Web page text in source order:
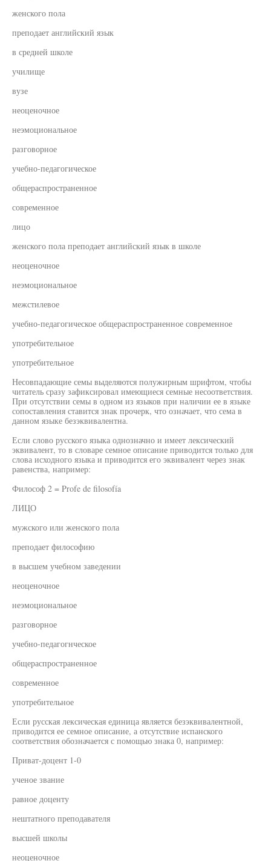
женского пола
преподает английский язык
в средней школе
училище
вузе
неоценочное
неэмоциональное
разговорное
учебно-педагогическое
общераспространенное
современное
лицо
женского пола преподает английский язык в школе
неоценочное
неэмоциональное
межстилевое
учебно-педагогическое общераспространенное современное
употребительное
употребительное
Несовпадающие семы выделяются полужирным шрифтом, чтобы
читатель сразу зафиксировал имеющиеся семные несоответствия.
При отсутствии семы в одном из языков при наличии ее в языке
сопоставления ставится знак прочерк, что означает, что сема в
данном языке безэквивалентна.
Если слово русского языка однозначно и имеет лексический
эквивалент, то в словаре семное описание приводится только для
слова исходного языка и приводится его эквивалент через знак
равенства, например:
Философ 2 = Profe de filosofía
ЛИЦО
мужского или женского пола
преподает философию
в высшем учебном заведении
неоценочное
неэмоциональное
разговорное
учебно-педагогнческое
общераспространенное
современное
употребительное
Если русская лексическая единица является безэквивалентной,
приводится ее семное описание, а отсутствие испанского
соответствия обозначается с помощью знака 0, например:
Приват-доцент 1-0
ученое звание
равное доценту
нештатного преподавателя
высшей школы
неоценочное